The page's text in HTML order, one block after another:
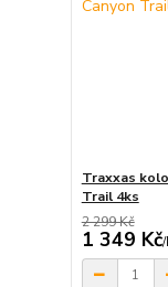
Traxxas
Trail 4ks
2 299 Kč
1 349 Kč/